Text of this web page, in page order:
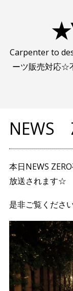
Carpenter to
ーツ販売対応☆
NEWS
本日NEWS
放送されます☆
是非ご覧くださ